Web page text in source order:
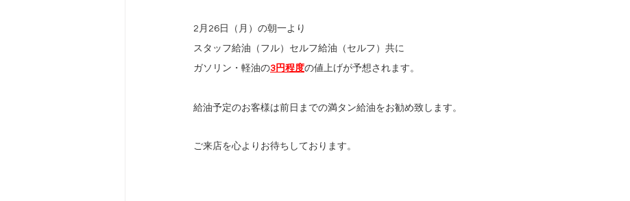
2月26日（月）の朝一より
スタッフ給油（フル）セルフ給油（セルフ）共に
ガソリン・軽油の3円程度の値上げが予想されます。
給油予定のお客様は前日までの満タン給油をお勧め致します。
ご来店を心よりお待ちしております。